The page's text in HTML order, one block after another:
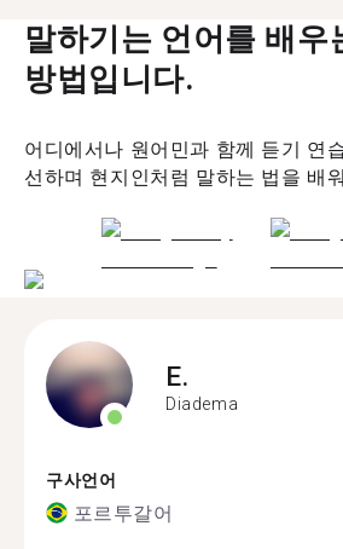
말하기는 언어를 배우
방법입니다.
어디에서나 원어민과 함께 듣기 연
선하며 현지인처럼 말하는 법을 배
E.
Diadema
구사언어
포르투갈어